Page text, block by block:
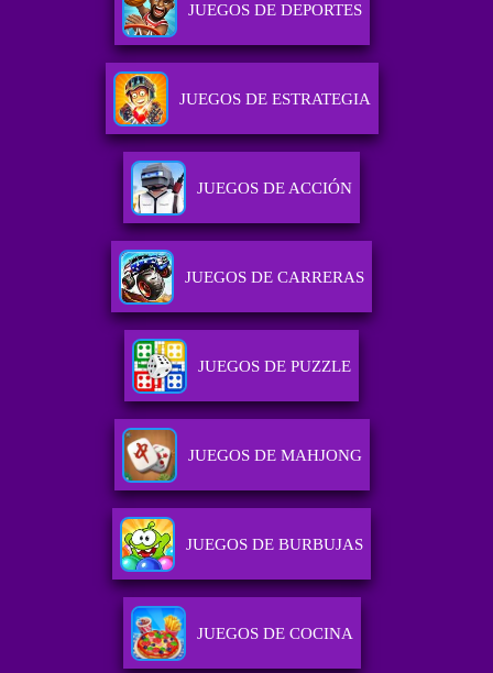
JUEGOS DE DEPORTES
JUEGOS DE ESTRATEGIA
JUEGOS DE ACCIÓN
JUEGOS DE CARRERAS
JUEGOS DE PUZZLE
JUEGOS DE MAHJONG
JUEGOS DE BURBUJAS
JUEGOS DE COCINA